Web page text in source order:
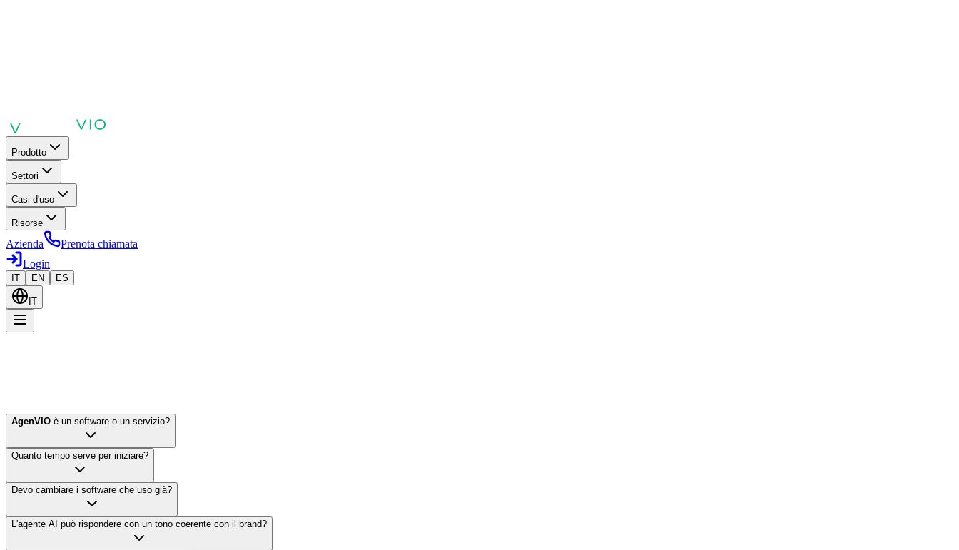
Prodotto
Settori
Casi d'uso
Risorse
Azienda
Prenota chiamata
Login
IT EN ES
IT
AgenVIO è un software o un servizio?
Quanto tempo serve per iniziare?
Devo cambiare i software che uso già?
L'agente AI può rispondere con un tono coerente con il brand?